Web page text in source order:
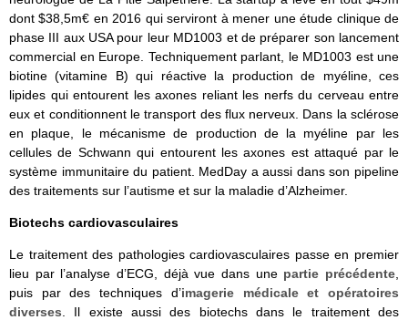
dont $38,5m€ en 2016 qui serviront à mener une étude clinique de
phase III aux USA pour leur MD1003 et de préparer son lancement
commercial en Europe. Techniquement parlant, le MD1003 est une
biotine (vitamine B) qui réactive la production de myéline, ces
lipides qui entourent les axones reliant les nerfs du cerveau entre
eux et conditionnent le transport des flux nerveux. Dans la sclérose
en plaque, le mécanisme de production de la myéline par les
cellules de Schwann qui entourent les axones est attaqué par le
système immunitaire du patient. MedDay a aussi dans son pipeline
des traitements sur l’autisme et sur la maladie d’Alzheimer.
Biotechs cardiovasculaires
Le traitement des pathologies cardiovasculaires passe en premier
lieu par l’analyse d’ECG, déjà vue dans une partie précédente
puis par des techniques d’imagerie médicale et opératoires
diverses . Il existe aussi des biotechs dans le traitement des